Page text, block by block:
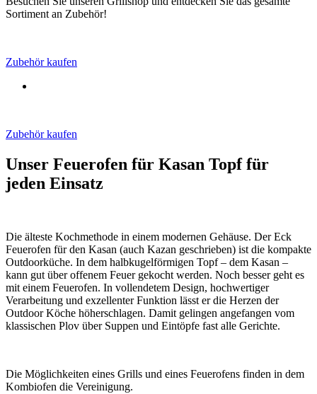
Sortiment an Zubehör!
Zubehör kaufen
Zubehör kaufen
Unser Feuerofen für Kasan Topf für
jeden Einsatz
Die älteste Kochmethode in einem modernen Gehäuse. Der Eck
Feuerofen für den Kasan (auch Kazan geschrieben) ist die kompakte
Outdoorküche. In dem halbkugelförmigen Topf – dem Kasan –
kann gut über offenem Feuer gekocht werden. Noch besser geht es
mit einem Feuerofen. In vollendetem Design, hochwertiger
Verarbeitung und exzellenter Funktion lässt er die Herzen der
Outdoor Köche höherschlagen. Damit gelingen angefangen vom
klassischen Plov über Suppen und Eintöpfe fast alle Gerichte.
Die Möglichkeiten eines Grills und eines Feuerofens finden in dem
Kombiofen die Vereinigung.